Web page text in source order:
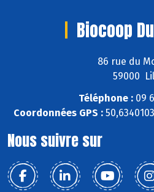
Biocoop
86 rue du
59000
Téléphone :09
Coordonnées GPS :
Nous suivre sur